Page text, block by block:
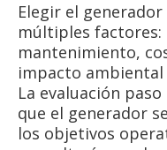
Elegir el
múltiples factores:
mantenimiento,
impacto
La evaluación
que el generador
los objetivos